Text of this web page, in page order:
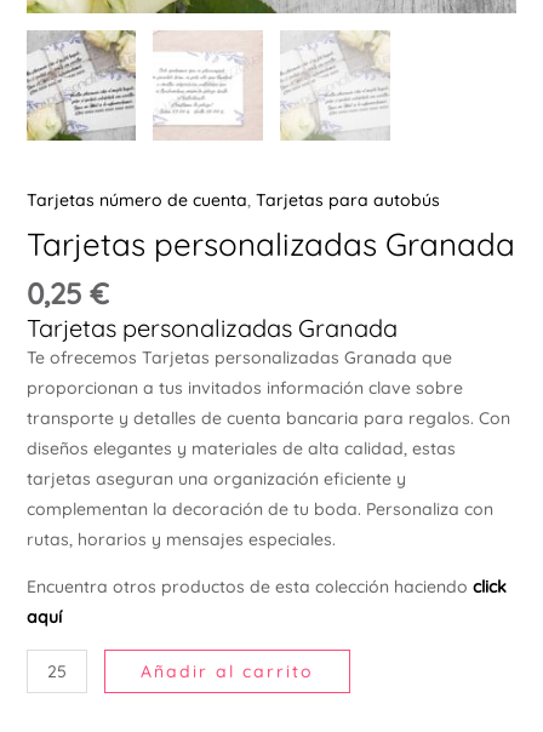
Tarjetas número de cuenta, Tarjetas para autobús
Tarjetas personalizadas Granada
0,25 €
Tarjetas personalizadas Granada
Te ofrecemos Tarjetas personalizadas Granada que
proporcionan a tus invitados información clave sobre
transporte y detalles de cuenta bancaria para regalos. Con
diseños elegantes y materiales de alta calidad, estas
tarjetas aseguran una organización eficiente y
complementan la decoración de tu boda. Personaliza con
rutas, horarios y mensajes especiales.
Encuentra otros productos de esta colección haciendo click
aquí
Añadir al carrito